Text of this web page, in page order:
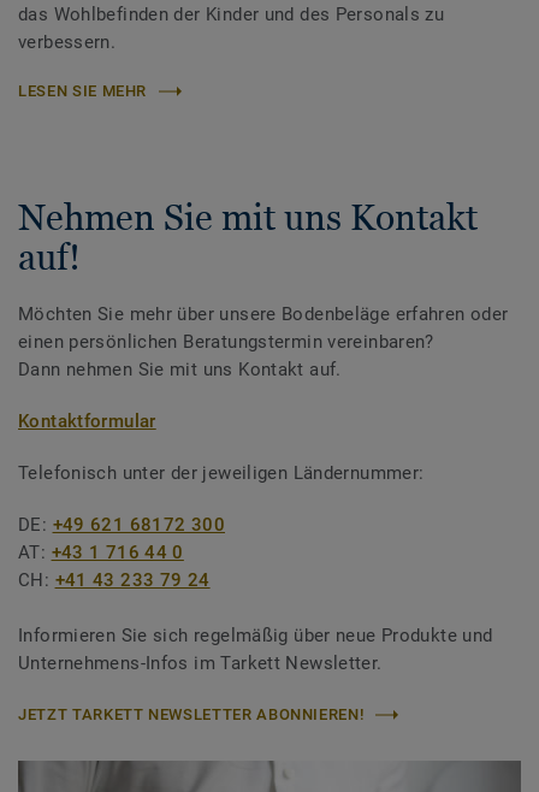
das Wohlbefinden der Kinder und des Personals zu
verbessern.
LESEN SIE MEHR
Nehmen Sie mit uns Kontakt
auf!
Möchten Sie mehr über unsere Bodenbeläge erfahren oder
einen persönlichen Beratungstermin vereinbaren?
Dann nehmen Sie mit uns Kontakt auf.
Kontaktformular
Telefonisch unter der jeweiligen Ländernummer:
DE: +49 621 68172 300
AT: +43 1 716 44 0
CH: +41 43 233 79 24
Informieren Sie sich regelmäßig über neue Produkte und
Unternehmens-Infos im Tarkett Newsletter.
JETZT TARKETT NEWSLETTER ABONNIEREN!